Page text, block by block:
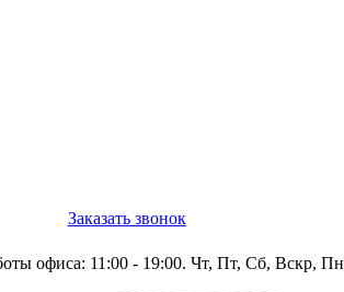
Заказать звонок
офиса: 11:00 - 19:00. Чт, Пт, Сб, Вскр, Пн